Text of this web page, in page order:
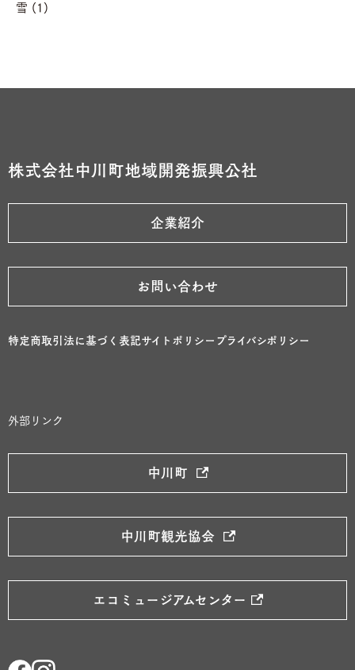
雪 (1)
株式会社中川町地域開発振興公社
企業紹介
お問い合わせ
特定商取引法に基づく表記サイトポリシー プライバシポリシー
外部リンク
中川町
中川町観光協会
エコミュージアムセンター